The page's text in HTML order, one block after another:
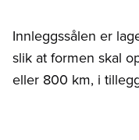
Innleggssålen er
slik at formen skal
eller 800 km, i